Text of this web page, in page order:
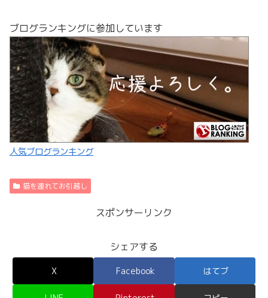
ブログランキングに参加しています
人気ブログランキング
猫を連れてお引越し
スポンサーリンク
シェアする
X Facebook はてブ